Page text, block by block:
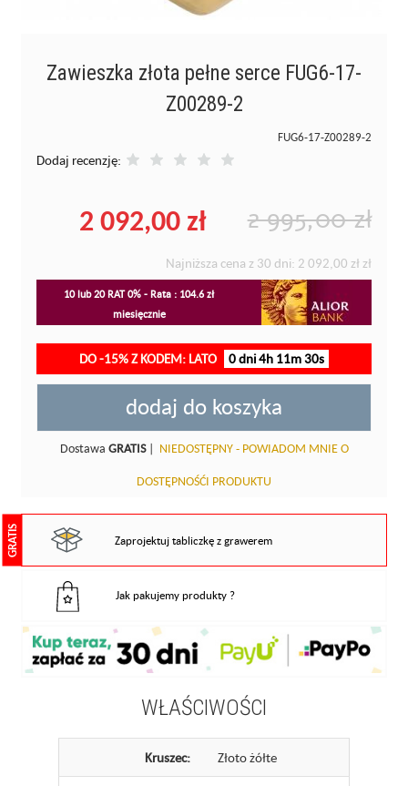
Zawieszka złota pełne serce FUG6-17-
Z00289-2
FUG6-17-Z00289-2
Dodaj recenzję:
2 995,00 zł
2 092,00 zł
Najniższa cena z 30 dni: 2 092,00 zł zł
10 lub 20 RAT 0% - Rata : 104.6 zł
miesięcznie
DO -15% Z KODEM: LATO 0 dni 4h 11m 30s
dodaj do koszyka
Dostawa GRATIS| NIEDOSTĘPNY - POWIADOM MNIE O
DOSTĘPNOŚĆI PRODUKTU
GRATIS Zaprojektuj tabliczkę z grawerem
Jak pakujemy produkty ?
WŁAŚCIWOŚCI
Kruszec: Złoto żółte